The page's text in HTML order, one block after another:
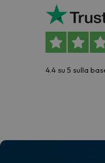
4.4 su 5 sulla